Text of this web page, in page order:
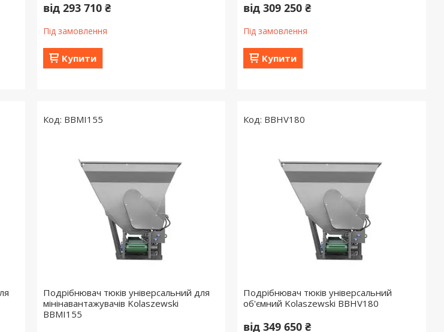
від 293 710 ₴
Під замовлення
Купити
від 309 250 ₴
Під замовлення
Купити
BBMI155
Подрібнювач тюків універсальний для
мінінавантажувачів Kolaszewski
BBMI155
BBHV180
Подрібнювач тюків універсальний
об'ємний Kolaszewski BBHV180
від 349 650 ₴